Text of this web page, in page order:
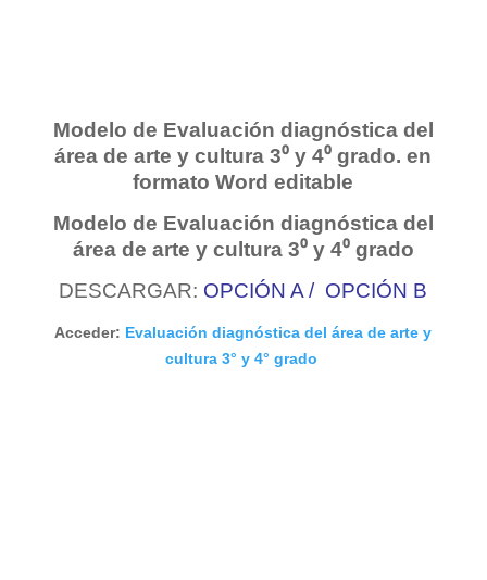
Modelo de Evaluación diagnóstica del
área de arte y cultura 3⁰ y 4⁰ grado. en
formatoWord editable
Modelo de Evaluación diagnóstica del
área de arte y cultura 3⁰ y 4⁰ grado
DESCARGAR: OPCIÓN A / OPCIÓN B
Acceder: Evaluación diagnóstica del área de arte y
cultura 3° y 4° grado